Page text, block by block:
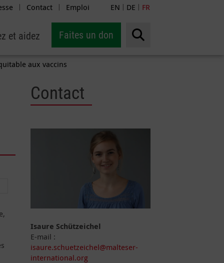
| Contact | Emploi EN | DE | FR
et aidez Faites un don
aux vaccins
Contact
Isaure Schützeichel
E-mail :
isaure.schuetzeichel@malteser-
international.org